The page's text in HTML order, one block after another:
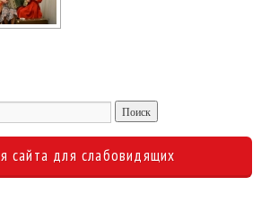
сайта для слабовидящих